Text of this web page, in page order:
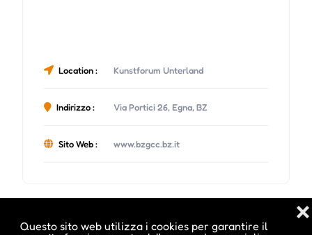
Questo sito web utilizza i cookies per garantire il
❌
Location : Kunstforum Unterland
Indirizzo : Via Portici 26, Egna, BZ
Sito Web : www.bzgcc.bz.it
Date e orari evento :